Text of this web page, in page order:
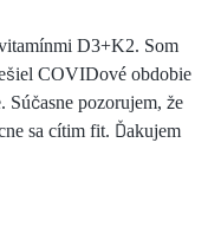
D3+K2. Som
COVIDové obdobie
pozorujem, že
sa cítim fit. Ďakujem